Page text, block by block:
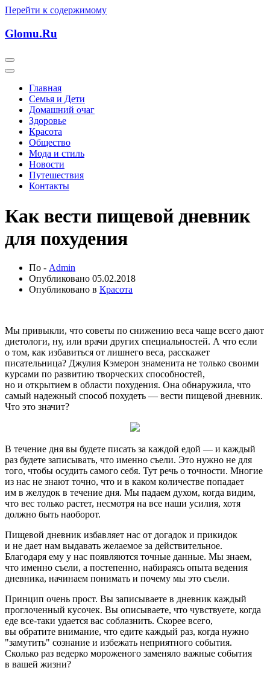
Перейти к содержимому
Glomu.Ru
Главная
Семья и Дети
Домашний очаг
Здоровье
Красота
Общество
Мода и стиль
Новости
Путешествия
Контакты
Как вести пищевой дневник
для похудения
По - Admin
Опубликовано 05.02.2018
Опубликовано в Красота
Мы привыкли, что советы по снижению веса чаще всего дают
диетологи, ну, или врачи других специальностей. А что если
о том, как избавиться от лишнего веса, расскажет
писательница? Джулия Кэмерон знаменита не только своими
курсами по развитию творческих способностей,
но и открытием в области похудения. Она обнаружила, что
самый надежный способ похудеть — вести пищевой дневник.
Что это значит?
В течение дня вы будете писать за каждой едой — и каждый
раз будете записывать, что именно съели. Это нужно не для
того, чтобы осудить самого себя. Тут речь о точности. Многие
из нас не знают точно, что и в каком количестве попадает
им в желудок в течение дня. Мы падаем духом, когда видим,
что вес только растет, несмотря на все наши усилия, хотя
должно быть наоборот.
Пищевой дневник избавляет нас от догадок и прикидок
и не дает нам выдавать желаемое за действительное.
Благодаря ему у нас появляются точные данные. Мы знаем,
что именно съели, а постепенно, набираясь опыта ведения
дневника, начинаем понимать и почему мы это съели.
Принцип очень прост. Вы записываете в дневник каждый
проглоченный кусочек. Вы описываете, что чувствуете, когда
еде все-таки удается вас соблазнить. Скорее всего,
вы обратите внимание, что едите каждый раз, когда нужно
"замутить" сознание и избежать неприятного события.
Сколько раз ведерко мороженого заменяло важные события
в вашей жизни?